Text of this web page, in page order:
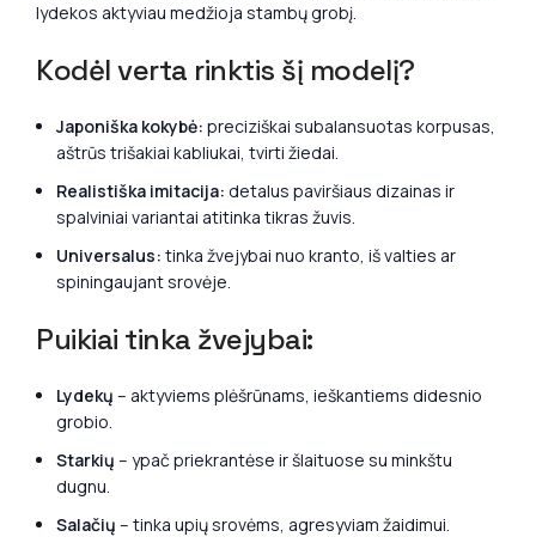
lydekos aktyviau medžioja stambų grobį.
Kodėl verta rinktis šį modelį?
Japoniška kokybė: preciziškai subalansuotas korpusas,
aštrūs trišakiai kabliukai, tvirti žiedai.
Realistiška imitacija: detalus paviršiaus dizainas ir
spalviniai variantai atitinka tikras žuvis.
Universalus: tinka žvejybai nuo kranto, iš valties ar
spiningaujant srovėje.
Puikiai tinka žvejybai:
Lydekų – aktyviems plėšrūnams, ieškantiems didesnio
grobio.
Starkių – ypač priekrantėse ir šlaituose su minkštu
dugnu.
Salačių – tinka upių srovėms, agresyviam žaidimui.